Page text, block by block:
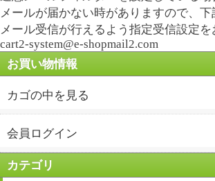
メールが届かない時がありますので、
メール受信が行えるよう指定受信設定を
cart2-system@e-shopmail2.com
お買い物情報
カゴの中を見る
会員ログイン
カテゴリ